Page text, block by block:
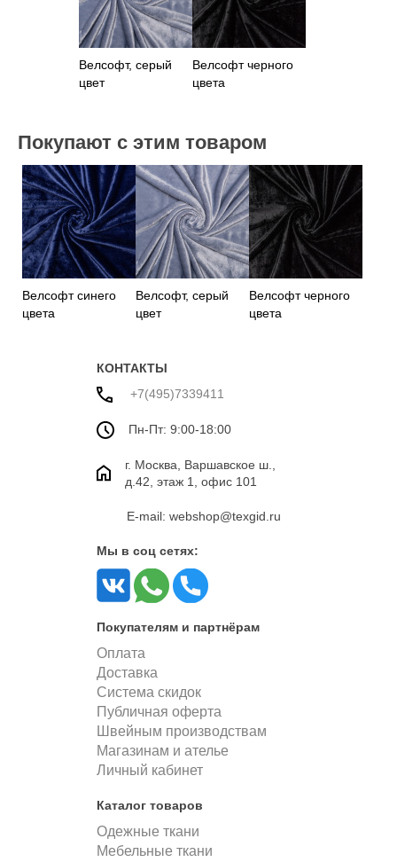
Велсофт, серый
цвет
Велсофт черного
цвета
Покупают с этим товаром
Велсофт синего
цвета
Велсофт, серый
цвет
Велсофт черного
цвета
КОНТАКТЫ
+7(495)7339411
Пн-Пт: 9:00-18:00
г. Москва, Варшавское ш.,
д.42, этаж 1, офис 101
E-mail: webshop@texgid.ru
Мы в соц сетях:
Покупателям и партнёрам
Оплата
Доставка
Система скидок
Публичная оферта
Швейным производствам
Магазинам и ателье
Личный кабинет
Каталог товаров
Одежные ткани
Мебельные ткани